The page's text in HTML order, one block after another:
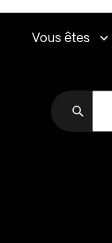
Vous êtes